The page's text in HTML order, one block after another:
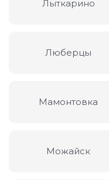
Лыткарино
Люберцы
Мамонтовка
Можайск